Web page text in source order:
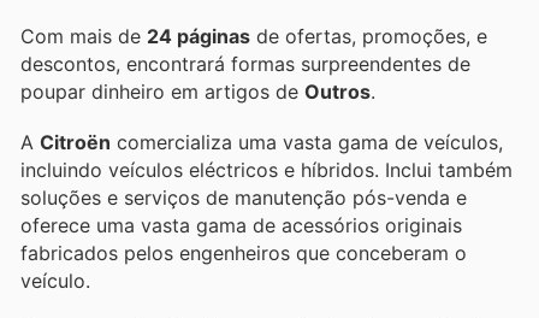
Com mais de 24 páginas de ofertas, promoções, e
descontos, encontrará formas surpreendentes de
poupar dinheiro em artigos de Outros.
A Citroën comercializa uma vasta gama de veículos,
incluindo veículos eléctricos e híbridos. Inclui também
soluções e serviços de manutenção pós-venda e
oferece uma vasta gama de acessórios originais
fabricados pelos engenheiros que conceberam o
veículo.